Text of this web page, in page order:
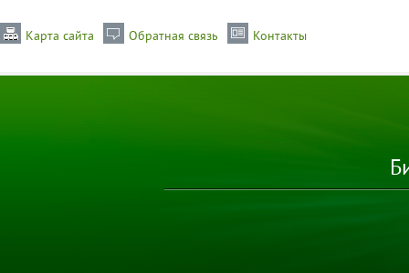
Карта сайта Обратная связь Контакты